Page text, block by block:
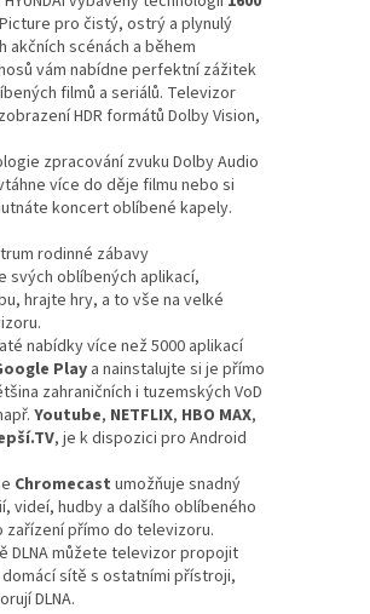
pro čistý, ostrý a plynulý
akčních scénách a během
vám nabídne perfektní zážitek
filmů a seriálů. Televizor
HDR formátů Dolby Vision,
zpracování zvuku Dolby Audio
více do děje filmu nebo si
koncert oblíbené kapely.
rodinné zábavy
svých oblíbených aplikací,
hrajte hry, a to vše na velké
nabídky více než 5000 aplikací
Play a nainstalujte si je přímo
zahraničních i tuzemských VoD
Youtube, NETFLIX, HBO MAX,
, je k dispozici pro Android
Chromecast umožňuje snadný
videí, hudby a dalšího oblíbeného
zařízení přímo do televizoru.
DLNA můžete televizor propojit
sítě s ostatními přístroji,
DLNA.